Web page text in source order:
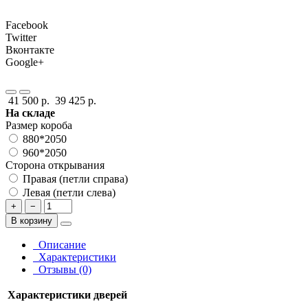
Facebook
Twitter
Вконтакте
Google+
41 500 р. 39 425 р.
На складе
Размер короба
880*2050
960*2050
Сторона открывания
Правая (петли справа)
Левая (петли слева)
+
−
В корзину
Описание
Характеристики
Отзывы (0)
Характеристики дверей